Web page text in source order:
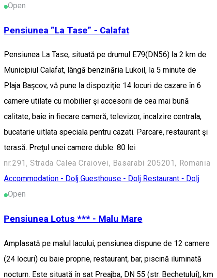
Open
Pensiunea ”La Tase” - Calafat
Pensiunea La Tase, situată pe drumul E79(DN56) la 2 km de
Municipiul Calafat, lângă benzinăria Lukoil, la 5 minute de
Plaja Başcov, vă pune la dispoziţie 14 locuri de cazare în 6
camere utilate cu mobilier şi accesorii de cea mai bună
calitate, baie in fiecare cameră, televizor, incalzire centrala,
bucatarie uitlata speciala pentru cazati. Parcare, restaurant şi
terasă. Preţul unei camere duble: 80 lei
nr.291, Strada Calea Craiovei, Basarabi 205201, Romania
Accommodation - Dolj Guesthouse - Dolj Restaurant - Dolj
Open
Pensiunea Lotus *** - Malu Mare
Amplasată pe malul lacului, pensiunea dispune de 12 camere
(24 locuri) cu baie proprie, restaurant, bar, piscină iluminată
nocturn. Este situată în sat Preajba, DN 55 (str. Bechetului), km